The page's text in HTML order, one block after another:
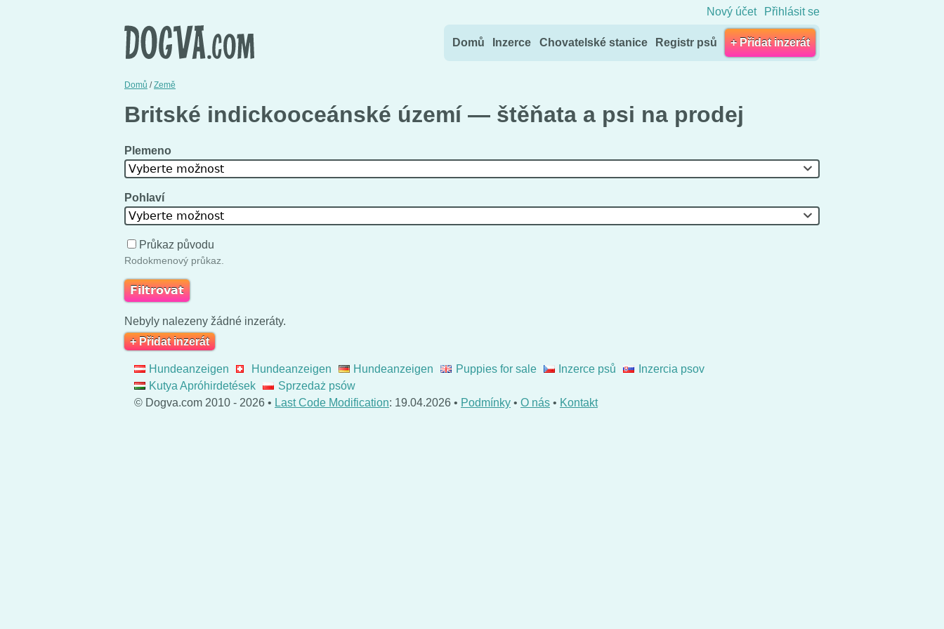
Nový účet Přihlásit se
Domů Inzerce Chovatelské stanice Registr psů + Přidat inzerát
Domů /Země
Britské indickooceánské území — štěňata a psi na prodej
Plemeno
Vyberte možnost
Pohlaví
Vyberte možnost
Průkaz původu
Rodokmenový průkaz.
Nebyly nalezeny žádné inzeráty.
+ Přidat inzerát
Hundeanzeigen Hundeanzeigen Hundeanzeigen Puppies for sale Inzerce psů
Inzercia psov
Kutya Apróhirdetések
Sprzedaż psów
© Dogva.com 2010 - 2026 • Last Code Modification: 19.04.2026 • Podmínky • O nás • Kontakt